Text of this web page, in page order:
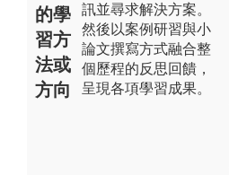
的學
習方
法或
方向
訊並尋求解決方案。
然後以案例研習與小
論文撰寫方式融合整
個歷程的反思回饋，
呈現各項學習成果。